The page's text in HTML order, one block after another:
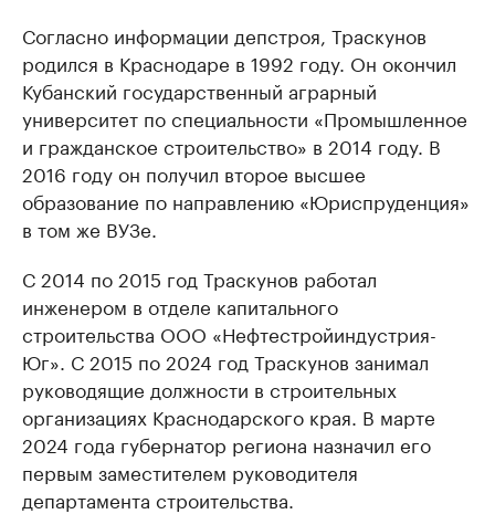
Согласно информации депстроя, Траскунов
родился в Краснодаре в 1992 году. Он окончил
Кубанский государственный аграрный
университет по специальности «Промышленное
и гражданское строительство» в 2014 году. В
2016 году он получил второе высшее
образование по направлению «Юриспруденция»
в том же ВУЗе.
С 2014 по 2015 год Траскунов работал
инженером в отделе капитального
строительства ООО «Нефтестройиндустрия-
Юг». С 2015 по 2024 год Траскунов занимал
руководящие должности в строительных
организациях Краснодарского края. В марте
2024 года губернатор региона назначил его
первым заместителем руководителя
департамента строительства.